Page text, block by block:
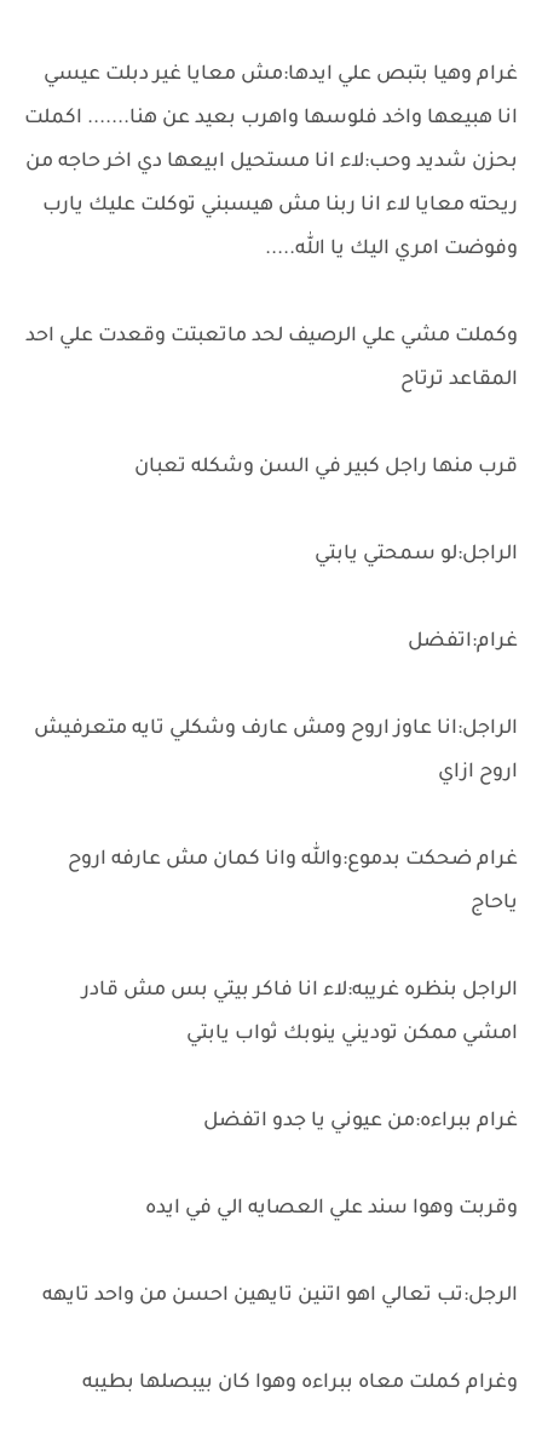
غرام وهيا بتبص علي ايدها:مش معايا غير دبلت عيسي
انا هبيعها واخد فلوسها واهرب بعيد عن هنا....... اكملت
بحزن شديد وحب:لاء انا مستحيل ابيعها دي اخر حاجه من
ريحته معايا لاء انا ربنا مش هيسبني توكلت عليك يارب
وفوضت امري اليك يا الله.....
وكملت مشي علي الرصيف لحد ماتعبتت وقعدت علي احد
المقاعد ترتاح
قرب منها راجل كبير في السن وشكله تعبان
الراجل:لو سمحتي يابتي
غرام:اتفضل
الراجل:انا عاوز اروح ومش عارف وشكلي تايه متعرفيش
اروح ازاي
غرام ضحكت بدموع:والله وانا كمان مش عارفه اروح
ياحاج
الراجل بنظره غريبه:لاء انا فاكر بيتي بس مش قادر
امشي ممكن توديني ينوبك ثواب يابتي
غرام ببراءه:من عيوني يا جدو اتفضل
وقربت وهوا سند علي العصايه الي في ايده
الرجل:تب تعالي اهو اتنين تايهين احسن من واحد تايهه
وغرام كملت معاه ببراءه وهوا كان بيبصلها بطيبه